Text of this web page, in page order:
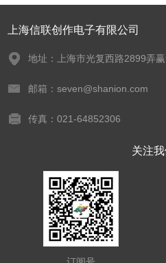
上海信联创作电子有限公司
地址：上海市光复西路2899弄
邮箱：seven@shanion.com
传真：021-64852306
关注